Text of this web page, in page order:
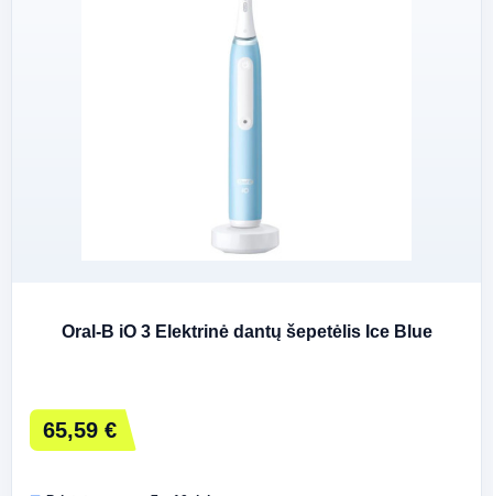
Oral-B iO 3 Elektrinė dantų šepetėlis Ice Blue
65,59 €